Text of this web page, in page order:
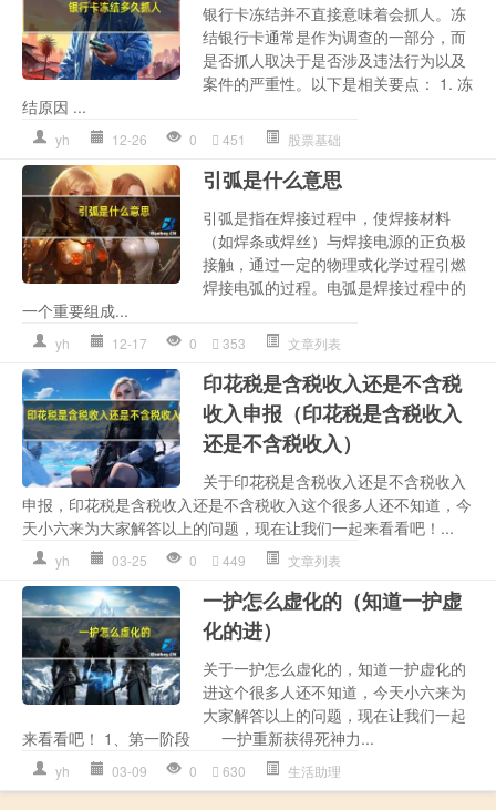
银行卡冻结并不直接意味着会抓人。冻
结银行卡通常是作为调查的一部分，而
是否抓人取决于是否涉及违法行为以及
案件的严重性。以下是相关要点： 1. 冻
结原因 ...
yh 12-26 0 451 股票基础
引弧是什么意思
引弧是指在焊接过程中，使焊接材料
（如焊条或焊丝）与焊接电源的正负极
接触，通过一定的物理或化学过程引燃
焊接电弧的过程。电弧是焊接过程中的
一个重要组成...
yh 12-17 0 353 文章列表
印花税是含税收入还是不含税
收入申报（印花税是含税收入
还是不含税收入）
关于印花税是含税收入还是不含税收入
申报，印花税是含税收入还是不含税收入这个很多人还不知道，今
天小六来为大家解答以上的问题，现在让我们一起来看看吧！...
yh 03-25 0 449 文章列表
一护怎么虚化的（知道一护虚
化的进）
关于一护怎么虚化的，知道一护虚化的
进这个很多人还不知道，今天小六来为
大家解答以上的问题，现在让我们一起
来看看吧！ 1、第一阶段 一护重新获得死神力...
yh 03-09 0 630 生活助理